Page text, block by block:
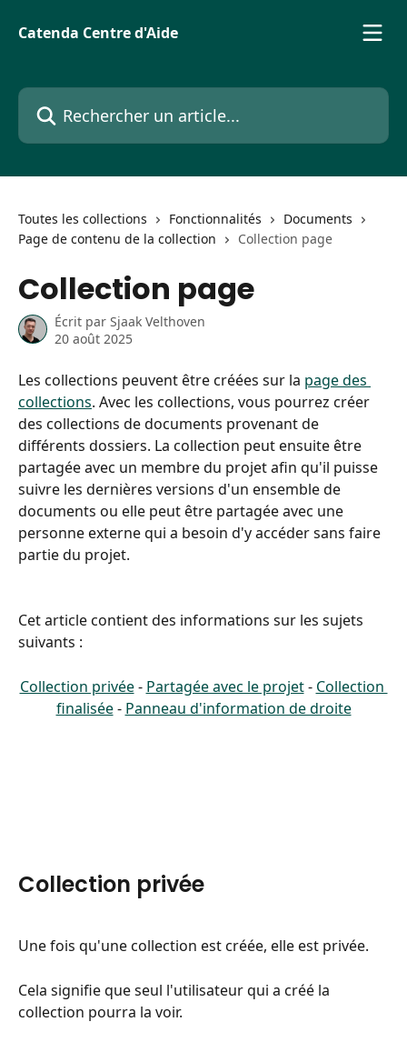
Catenda Centre d'Aide
Rechercher un article...
Toutes les collections Fonctionnalités
Documents
Page de contenu de la collection
Collection page
Collection page
Écrit par Sjaak Velthoven
20 août 2025
Les collections peuvent être créées sur la page des
collections. Avec les collections, vous pourrez créer
des collections de documents provenant de
différents dossiers. La collection peut ensuite être
partagée avec un membre du projet afin qu'il puisse
suivre les dernières versions d'un ensemble de
documents ou elle peut être partagée avec une
personne externe qui a besoin d'y accéder sans faire
partie du projet.
Cet article contient des informations sur les sujets
suivants :
Collection privée - Partagée avec le projet - Collection
finalisée - Panneau d'information de droite
Collection privée
Une fois qu'une collection est créée, elle est privée.
Cela signifie que seul l'utilisateur qui a créé la
collection pourra la voir.